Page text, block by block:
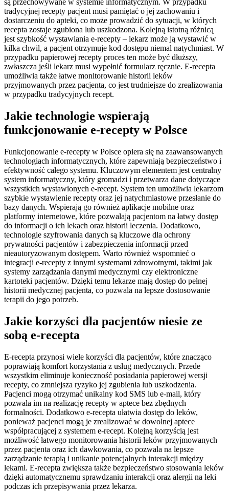
są przechowywane w systemie informatycznym. W przypadku
tradycyjnej recepty pacjent musi pamiętać o jej zachowaniu i
dostarczeniu do apteki, co może prowadzić do sytuacji, w których
recepta zostaje zgubiona lub uszkodzona. Kolejną istotną różnicą
jest szybkość wystawiania e-recepty – lekarz może ją wystawić w
kilka chwil, a pacjent otrzymuje kod dostępu niemal natychmiast. W
przypadku papierowej recepty proces ten może być dłuższy,
zwłaszcza jeśli lekarz musi wypełnić formularz ręcznie. E-recepta
umożliwia także łatwe monitorowanie historii leków
przyjmowanych przez pacjenta, co jest trudniejsze do zrealizowania
w przypadku tradycyjnych recept.
Jakie technologie wspierają
funkcjonowanie e-recepty w Polsce
Funkcjonowanie e-recepty w Polsce opiera się na zaawansowanych
technologiach informatycznych, które zapewniają bezpieczeństwo i
efektywność całego systemu. Kluczowym elementem jest centralny
system informatyczny, który gromadzi i przetwarza dane dotyczące
wszystkich wystawionych e-recept. System ten umożliwia lekarzom
szybkie wystawienie recepty oraz jej natychmiastowe przesłanie do
bazy danych. Wspierają go również aplikacje mobilne oraz
platformy internetowe, które pozwalają pacjentom na łatwy dostęp
do informacji o ich lekach oraz historii leczenia. Dodatkowo,
technologie szyfrowania danych są kluczowe dla ochrony
prywatności pacjentów i zabezpieczenia informacji przed
nieautoryzowanym dostępem. Warto również wspomnieć o
integracji e-recepty z innymi systemami zdrowotnymi, takimi jak
systemy zarządzania danymi medycznymi czy elektroniczne
kartoteki pacjentów. Dzięki temu lekarze mają dostęp do pełnej
historii medycznej pacjenta, co pozwala na lepsze dostosowanie
terapii do jego potrzeb.
Jakie korzyści dla pacjentów niesie ze
sobą e-recepta
E-recepta przynosi wiele korzyści dla pacjentów, które znacząco
poprawiają komfort korzystania z usług medycznych. Przede
wszystkim eliminuje konieczność posiadania papierowej wersji
recepty, co zmniejsza ryzyko jej zgubienia lub uszkodzenia.
Pacjenci mogą otrzymać unikalny kod SMS lub e-mail, który
pozwala im na realizację recepty w aptece bez zbędnych
formalności. Dodatkowo e-recepta ułatwia dostęp do leków,
ponieważ pacjenci mogą je zrealizować w dowolnej aptece
współpracującej z systemem e-recept. Kolejną korzyścią jest
możliwość łatwego monitorowania historii leków przyjmowanych
przez pacjenta oraz ich dawkowania, co pozwala na lepsze
zarządzanie terapią i unikanie potencjalnych interakcji między
lekami. E-recepta zwiększa także bezpieczeństwo stosowania leków
dzięki automatycznemu sprawdzaniu interakcji oraz alergii na leki
podczas ich przepisywania przez lekarza.